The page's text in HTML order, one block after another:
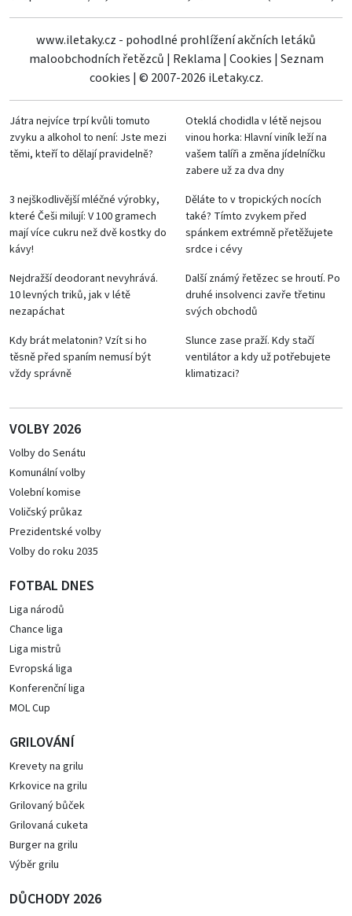
www.iletaky.cz - pohodlné prohlížení akčních letáků
maloobchodních řetězců | Reklama | Cookies | Seznam
cookies | © 2007-2026 iLetaky.cz.
Játra nejvíce trpí kvůli tomuto
zvyku a alkohol to není: Jste mezi
těmi, kteří to dělají pravidelně?
Oteklá chodidla v létě nejsou
vinou horka: Hlavní viník leží na
vašem talíři a změna jídelníčku
zabere už za dva dny
3 nejškodlivější mléčné výrobky,
které Češi milují: V 100 gramech
mají více cukru než dvě kostky do
kávy!
Děláte to v tropických nocích
také? Tímto zvykem před
spánkem extrémně přetěžujete
srdce i cévy
Nejdražší deodorant nevyhrává.
10 levných triků, jak v létě
nezapáchat
Další známý řetězec se hroutí. Po
druhé insolvenci zavře třetinu
svých obchodů
Kdy brát melatonin? Vzít si ho
těsně před spaním nemusí být
vždy správně
Slunce zase praží. Kdy stačí
ventilátor a kdy už potřebujete
klimatizaci?
VOLBY 2026
Volby do Senátu
Komunální volby
Volební komise
Voličský průkaz
Prezidentské volby
Volby do roku 2035
FOTBAL DNES
Liga národů
Chance liga
Liga mistrů
Evropská liga
Konferenční liga
MOL Cup
GRILOVÁNÍ
Krevety na grilu
Krkovice na grilu
Grilovaný bůček
Grilovaná cuketa
Burger na grilu
Výběr grilu
DŮCHODY 2026